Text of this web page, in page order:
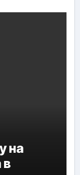
на
в